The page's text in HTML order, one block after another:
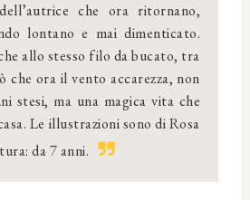
che ora ritornano,
lontano e mai dimenticato.
allo stesso filo da bucato, tra
che ora il vento accarezza, non
stesi, ma una magica vita che
Le illustrazioni sono di Rosa
da 7 anni.